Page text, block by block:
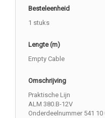
Besteleenheid
1 stuks
Lengte (m)
Empty Cable
Omschrijving
Praktische Lijn
ALM 380.B-12V
Onderdeelnummer 541 10